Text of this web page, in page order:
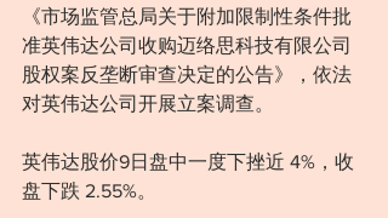
《市场监管总局关于附加限制性条件批
准英伟达公司收购迈络思科技有限公司
股权案反垄断审查决定的公告》，依法
对英伟达公司开展立案调查。
英伟达股价9日盘中一度下挫近 4%，收
盘下跌 2.55%。